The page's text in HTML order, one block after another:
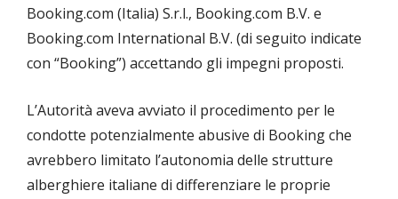
Booking.com (Italia) S.r.l., Booking.com B.V. e
Booking.com International B.V. (di seguito indicate
con “Booking”) accettando gli impegni proposti.
L’Autorità aveva avviato il procedimento per le
condotte potenzialmente abusive di Booking che
avrebbero limitato l’autonomia delle strutture
alberghiere italiane di differenziare le proprie